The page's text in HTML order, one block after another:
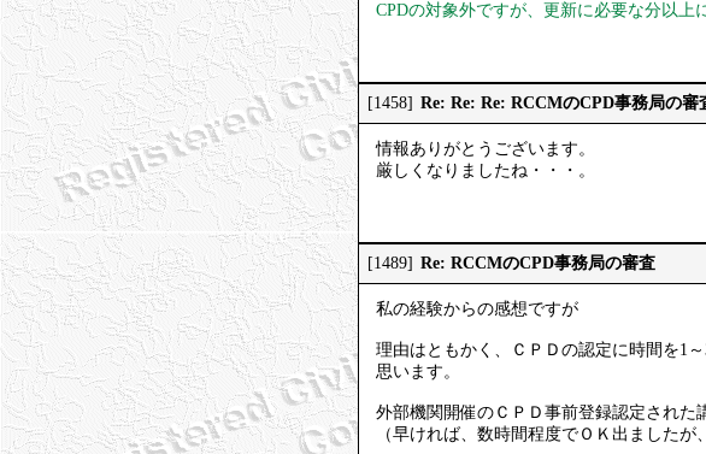
CPDの対象外ですが、更新に必要な分以上
[1458] Re: Re: Re: RCCMのCPD事務局の審
情報ありがとうございます。
厳しくなりましたね・・・。
[1489] Re: RCCMのCPD事務局の審査
私の経験からの感想ですが
理由はともかく、ＣＰＤの認定に時間を1
思います。
外部機関開催のＣＰＤ事前登録認定された
（早ければ、数時間程度でＯＫ出ましたが